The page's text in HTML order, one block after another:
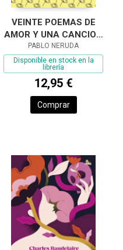
VEINTE POEMAS DE
AMOR Y UNA CANCION
DESESPERADA
PABLO NERUDA
Disponible en stock en la
librería
12,95 €
Comprar